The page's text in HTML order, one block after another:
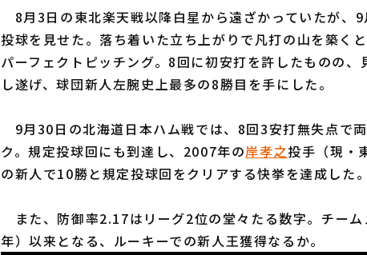
8月3日の東北楽天戦以降白星から遠ざかっていたが、
投球を見せた。落ち着いた立ち上がりで凡打の山を築く
パーフェクトピッチング。8回に初安打を許したものの
し遂げ、球団新人左腕史上最多の8勝目を手にした。
9月30日の北海道日本ハム戦では、8回3安打無失点で
ク。規定投球回にも到達し、2007年の岸孝之投手（現・
の新人で10勝と規定投球回をクリアする快挙を達成した。
また、防御率2.17はリーグ2位の堂々たる数字。チーム
年）以来となる、ルーキーでの新人王獲得なるか。